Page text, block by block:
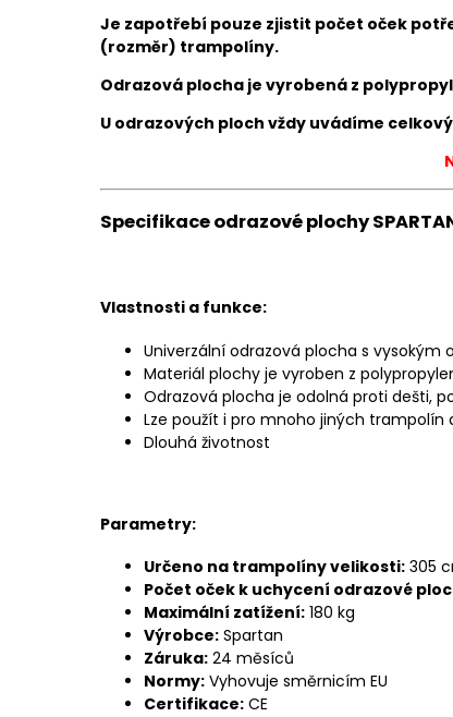
Je zapotřebí pouze zjistit počet oček
(rozměr) trampolíny.
Odrazová plocha je vyrobená z
U odrazových ploch vždy uvádíme
Specifikace odrazové plochy
Vlastnosti a funkce:
Univerzální odrazová plocha s vysokým
Materiál plochy je vyroben z
Odrazová plocha je odolná proti dešti,
Lze použít i pro mnoho jiných
Dlouhá životnost
Parametry:
Určeno na trampolíny velikosti: 305
Počet oček k uchycení odrazové
Maximální zatížení: 180 kg
Výrobce: Spartan
Záruka: 24 měsíců
Normy: Vyhovuje směrnicím EU
Certifikace: CE